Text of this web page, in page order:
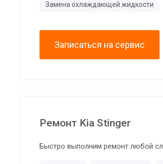
Замена охлаждающей жидкости
Записаться на сервис
Ремонт Kia Stinger
Быстро выполним ремонт любой